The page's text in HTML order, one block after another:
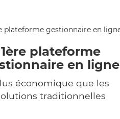
1ère plateforme
en ligne
économique que les
traditionnelles